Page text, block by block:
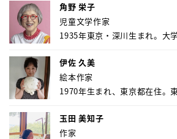
角野 栄子
児童文学作家
1935年東京・深川生まれ。大
伊佐 久美
絵本作家
1970年生まれ、東京都在住。
玉田 美知子
作家